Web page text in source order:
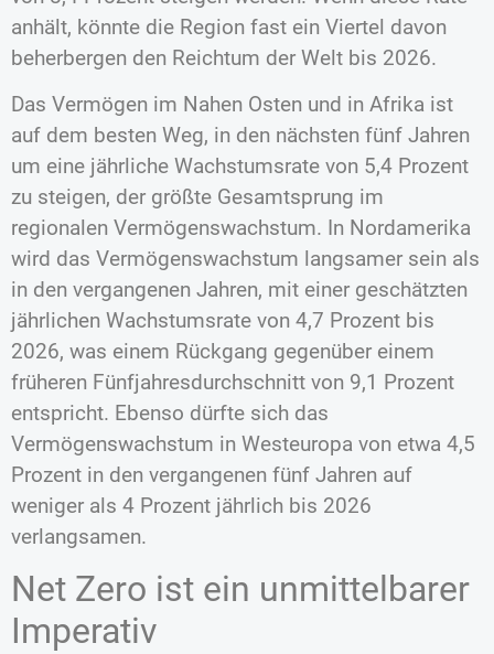
anhält, könnte die Region fast ein Viertel davon
beherbergen den Reichtum der Welt bis 2026.
Das Vermögen im Nahen Osten und in Afrika ist
auf dem besten Weg, in den nächsten fünf Jahren
um eine jährliche Wachstumsrate von 5,4 Prozent
zu steigen, der größte Gesamtsprung im
regionalen Vermögenswachstum. In Nordamerika
wird das Vermögenswachstum langsamer sein als
in den vergangenen Jahren, mit einer geschätzten
jährlichen Wachstumsrate von 4,7 Prozent bis
2026, was einem Rückgang gegenüber einem
früheren Fünfjahresdurchschnitt von 9,1 Prozent
entspricht. Ebenso dürfte sich das
Vermögenswachstum in Westeuropa von etwa 4,5
Prozent in den vergangenen fünf Jahren auf
weniger als 4 Prozent jährlich bis 2026
verlangsamen.
Net Zero ist ein unmittelbarer
Imperativ